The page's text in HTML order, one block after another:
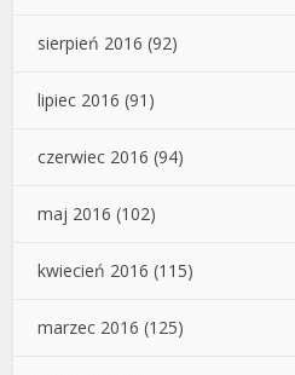
sierpień 2016 (92)
lipiec 2016 (91)
czerwiec 2016 (94)
maj 2016 (102)
kwiecień 2016 (115)
marzec 2016 (125)